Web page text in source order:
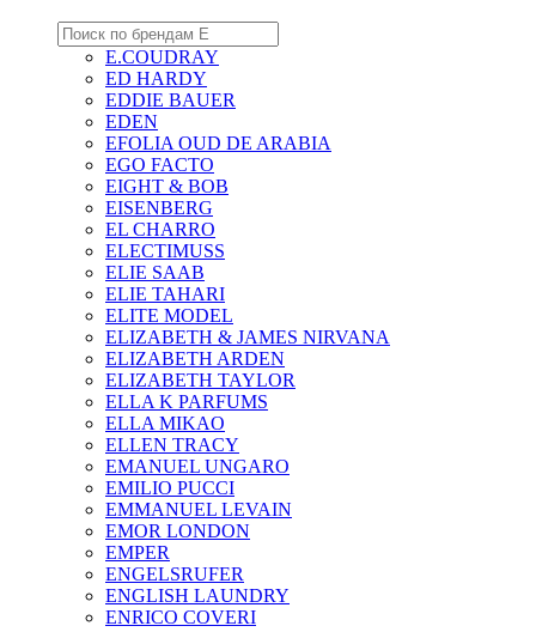
E.COUDRAY
ED HARDY
EDDIE BAUER
EDEN
EFOLIA OUD DE ARABIA
EGO FACTO
EIGHT & BOB
EISENBERG
EL CHARRO
ELECTIMUSS
ELIE SAAB
ELIE TAHARI
ELITE MODEL
ELIZABETH & JAMES NIRVANA
ELIZABETH ARDEN
ELIZABETH TAYLOR
ELLA K PARFUMS
ELLA MIKAO
ELLEN TRACY
EMANUEL UNGARO
EMILIO PUCCI
EMMANUEL LEVAIN
EMOR LONDON
EMPER
ENGELSRUFER
ENGLISH LAUNDRY
ENRICO COVERI